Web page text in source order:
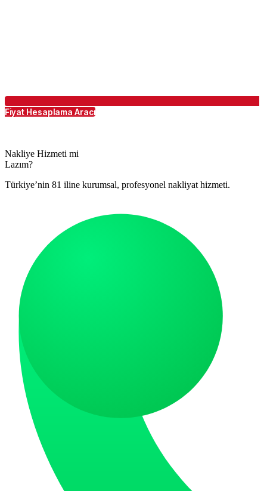
Fiyat Hesaplama Aracı
Nakliye Hizmeti mi
Lazım?
Türkiye’nin 81 iline kurumsal, profesyonel nakliyat hizmeti.